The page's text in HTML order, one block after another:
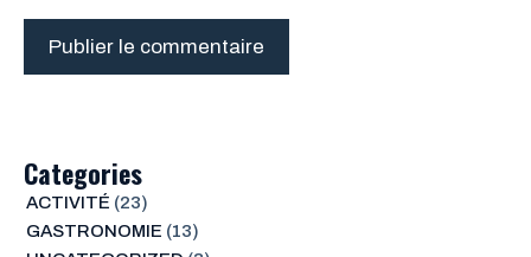
Categories
ACTIVITÉ (23)
GASTRONOMIE (13)